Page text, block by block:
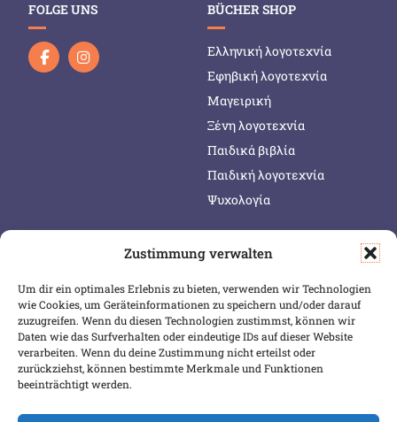
Zustimmung verwalten
Um dir ein optimales Erlebnis zu bieten, verwenden wir Technologien
wie Cookies, um Geräteinformationen zu speichern und/oder darauf
zuzugreifen. Wenn du diesen Technologien zustimmst, können wir
Daten wie das Surfverhalten oder eindeutige IDs auf dieser Website
verarbeiten. Wenn du deine Zustimmung nicht erteilst oder
zurückziehst, können bestimmte Merkmale und Funktionen
beeinträchtigt werden.
FOLGE UNS BÜCHER SHOP
Ελληνική λογοτεχνία
Εφηβική λογοτεχνία
Μαγειρική
Ξένη λογοτεχνία
Παιδικά βιβλία
Παιδική λογοτεχνία
Ψυχολογία
SERVICE & INFOS
Warenkorb
Wunschliste
Mein Konto
Versand & Lieferung
Zahlungsweisen
SICHER BEZAHLEN